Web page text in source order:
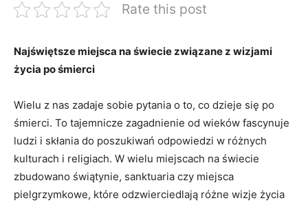
Rate this post
Najświętsze miejsca na świecie związane z wizjami
życia po śmierci
Wielu z nas zadaje sobie pytania o to, co dzieje się po
śmierci. To tajemnicze zagadnienie od wieków fascynuje
ludzi i skłania do poszukiwań odpowiedzi w różnych
kulturach i religiach. W wielu miejscach na świecie
zbudowano świątynie, sanktuaria czy miejsca
pielgrzymkowe, które odzwierciedlają różne wizje życia